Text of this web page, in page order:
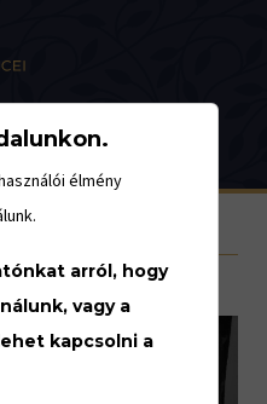
élmény
arról, hogy
vagy a
kapcsolni a